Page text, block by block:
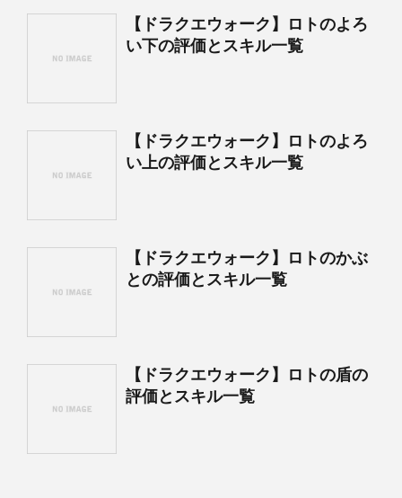
【ドラクエウォーク】ロトのよろ
い下の評価とスキル一覧
【ドラクエウォーク】ロトのよろ
い上の評価とスキル一覧
【ドラクエウォーク】ロトのかぶ
との評価とスキル一覧
【ドラクエウォーク】ロトの盾の
評価とスキル一覧